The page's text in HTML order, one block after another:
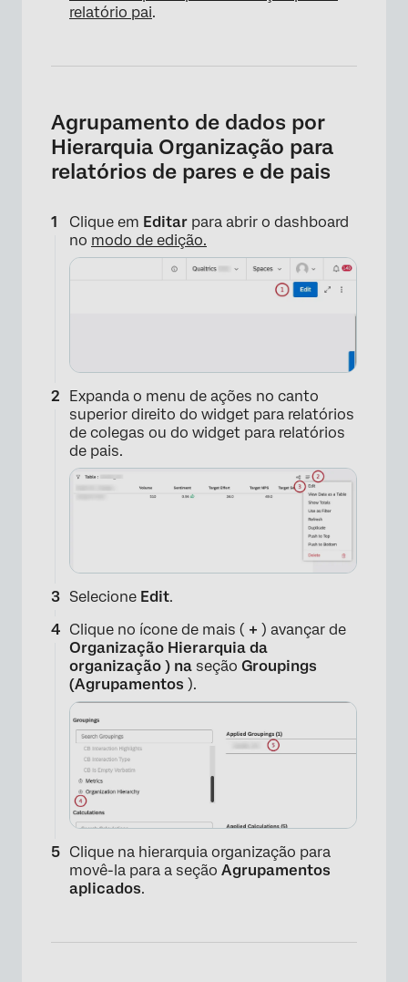
relatório pai.
Agrupamento de dados por
Hierarquia Organização para
relatórios de pares e de pais
Clique em Editar para abrir o dashboard
no modo de edição.
×
Expanda o menu de ações no canto
superior direito do widget para relatórios
de colegas ou do widget para relatórios
de pais.
Selecione Edit.
Clique no ícone de mais ( + ) avançar de
Organização Hierarquia da
organização ) na seção Groupings
(Agrupamentos ).
Clique na hierarquia organização para
movê-la para a seção Agrupamentos
aplicados.